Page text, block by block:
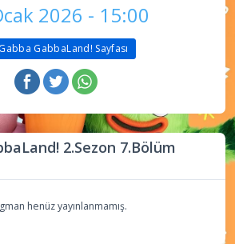
2026 - 15:00
GabbaLand! Sayfası
2.Sezon 7.Bölüm
henüz yayınlanmamış.